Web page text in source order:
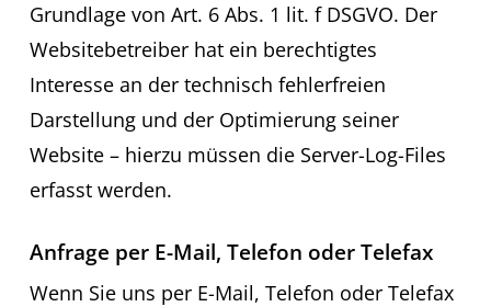
Grundlage von Art. 6 Abs. 1 lit. f DSGVO. Der
Websitebetreiber hat ein berechtigtes
Interesse an der technisch fehlerfreien
Darstellung und der Optimierung seiner
Website – hierzu müssen die Server-Log-Files
erfasst werden.
Anfrage per E-Mail, Telefon oder Telefax
Wenn Sie uns per E-Mail, Telefon oder Telefax